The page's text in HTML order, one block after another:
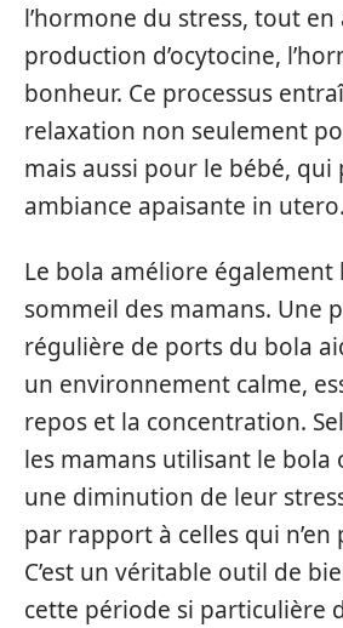
l’hormone du stress, tout
production d’ocytocine,
bonheur. Ce processus
relaxation non seulement
mais aussi pour le bébé, qui
ambiance apaisante in utero.
Le bola améliore également
sommeil des mamans. Une
régulière de ports du bola
un environnement calme,
repos et la concentration.
les mamans utilisant le
une diminution de leur
par rapport à celles qui
C’est un véritable outil de
cette période si particulière